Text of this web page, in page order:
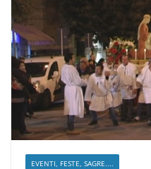
EVENTI, FESTE, SAGRE....